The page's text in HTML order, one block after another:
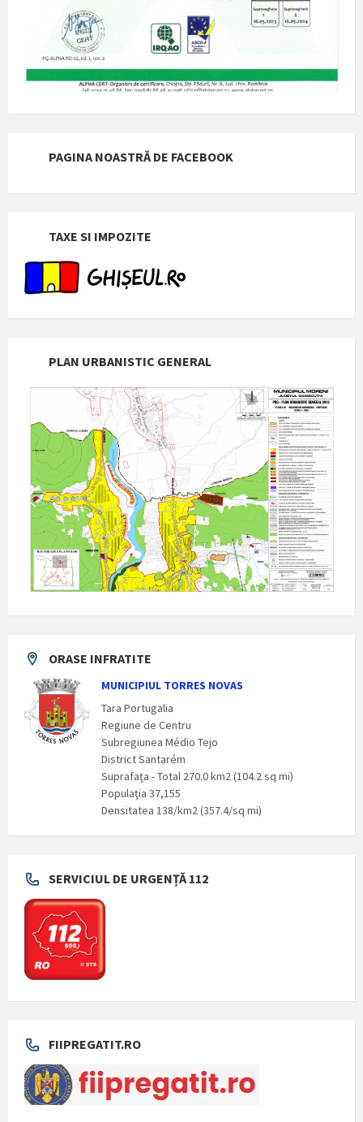
PAGINA NOASTRĂ DE FACEBOOK
TAXE SI IMPOZITE
PLAN URBANISTIC GENERAL
ORASE INFRATITE
MUNICIPIUL TORRES NOVAS
Tara Portugalia
Regiune de Centru
Subregiunea Médio Tejo
District Santarém
Suprafaţa - Total 270.0 km2 (104.2 sq mi)
Populaţia 37,155
Densitatea 138/km2 (357.4/sq mi)
SERVICIUL DE URGENȚĂ 112
FIIPREGATIT.RO